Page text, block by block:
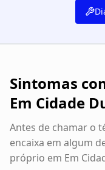
Sintomas
Em Cidade
Antes de chamar o
encaixa em algum
próprio em Em